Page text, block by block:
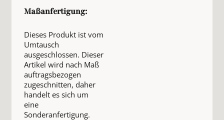
Maßanfertigung:
Dieses Produkt ist vom
Umtausch
ausgeschlossen. Dieser
Artikel wird nach Maß
auftragsbezogen
zugeschnitten, daher
handelt es sich um
eine
Sonderanfertigung.